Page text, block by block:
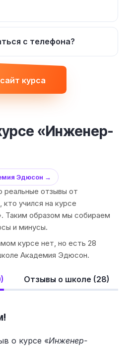
с телефона?
курса
«Инженер-
Эдюсон →
отзывы от
учился на курсе
Таким образом мы собираем
и минусы.
курсе нет, но есть 28
Академия Эдюсон.
Отзывы о школе (28)
о курсе «Инженер-